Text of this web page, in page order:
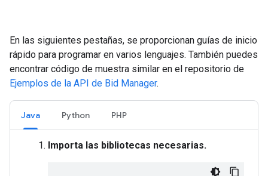
En las siguientes pestañas, se proporcionan guías de inicio
rápido para programar en varios lenguajes. También puedes
encontrar código de muestra similar en el repositorio de
Ejemplos de la API de Bid Manager.
Java Python PHP
Importa las bibliotecas necesarias.